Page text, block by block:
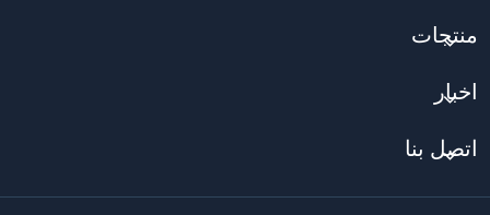
منتجات
أخبار
اتصل بنا